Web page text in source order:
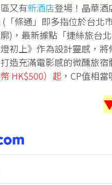
又有新酒店登場！晶華
(「條通」即多指位於台北
)，最新據點「捷絲旅台
初上》作為設計靈感，
造充滿電影感的微醺旅
HK$500）起 ，CP值相當